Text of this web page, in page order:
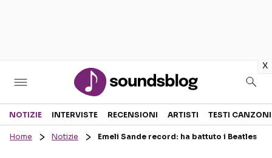
x
Sezioni
NOTIZIE INTERVISTE RECENSIONI ARTISTI TESTI CANZONI
Home Notizie Emeli Sande record: ha battuto i Beatles